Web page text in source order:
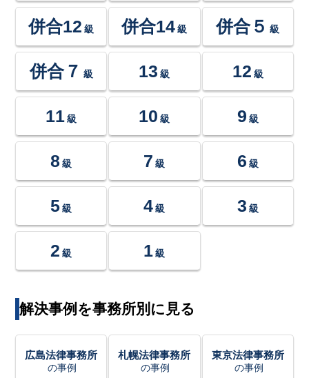
併合12 級 併合14 級 併合５ 級
併合７ 級 13 級 12 級
11 級 10 級 9 級
8 級 7 級 6 級
5 級 4 級 3 級
2 級 1 級
解決事例を事務所別に見る
広島法律事務所
の事例
札幌法律事務所
の事例
東京法律事務所
の事例